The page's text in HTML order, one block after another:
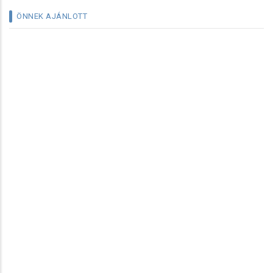
ÖNNEK AJÁNLOTT